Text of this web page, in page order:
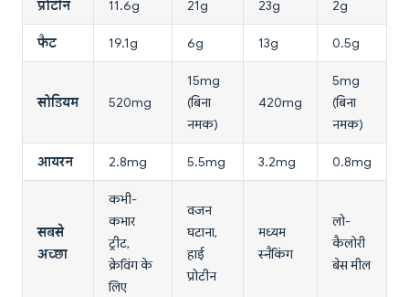
प्रोटीन 11.6g 21g 23g 2g
फैट 19.1g 6g 13g 0.5g
सोडियम 520mg
15mg
(बिना
नमक)
420mg
5mg
(बिना
नमक)
आयरन 2.8mg 5.5mg 3.2mg 0.8mg
सबसे
अच्छा
कभी-
कभार
ट्रीट,
क्रेविंग के
लिए
वजन
घटाना,
हाई
प्रोटीन
मध्यम
स्नैकिंग
लो-
कैलोरी
बेस मील